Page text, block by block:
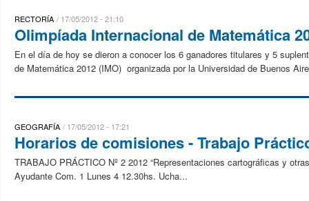
RECTORÍA 17/05/2012 - 21:10
Olimpíada Internacional de Matemática
En el día de hoy se dieron a conocer los 6 ganadores titulares y 5
de Matemática 2012 (IMO) organizada por la Universidad de Buenos
GEOGRAFÍA 17/05/2012 - 17:21
Horarios de comisiones - Trabajo
TRABAJO PRÁCTICO Nº 2 2012 “Representaciones cartográficas y
Ayudante Com. 1 Lunes 4 12.30hs. Ucha...